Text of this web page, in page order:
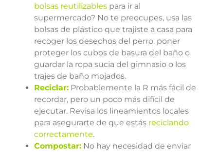
bolsas reutilizables para ir al
supermercado? No te preocupes, usa las
bolsas de plástico que trajiste a casa para
recoger los desechos del perro, poner
proteger los cubos de basura del baño o
guardar la ropa sucia del gimnasio o los
trajes de baño mojados.
Reciclar: Probablemente la R más fácil de
recordar, pero un poco más difícil de
ejecutar. Revisa los lineamientos locales
para asegurarte de que estás reciclando
correctamente.
Compostar: No hay necesidad de enviar